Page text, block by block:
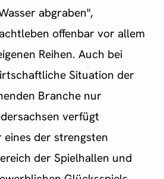
abgraben",
offenbar vor allem
Reihen. Auch bei
Situation der
Branche nur
verfügt
der strengsten
der Spielhallen und